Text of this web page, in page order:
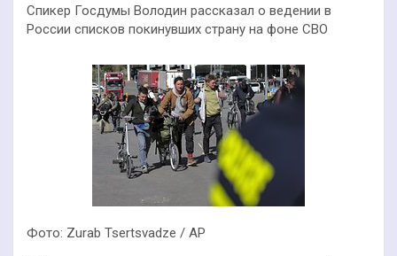
Спикер Госдумы Володин рассказал о ведении в
России списков покинувших страну на фоне СВО
Фото: Zurab Tsertsvadze / AP